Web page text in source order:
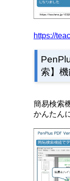
https://
索】
簡易検索
かんたん